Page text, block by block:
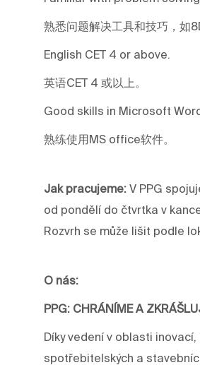
熟悉问题解决工具和技巧，如
English CET 4 or above.
英语CET 4 或以上。
Good skills in Microsoft
熟练使用MS office软件。
Jak pracujeme: V PPG
od pondělí do čtvrtka v
Rozvrh se může lišit podle
O nás:
PPG: CHRÁNÍME A
Díky vedení v oblasti
spotřebitelských a